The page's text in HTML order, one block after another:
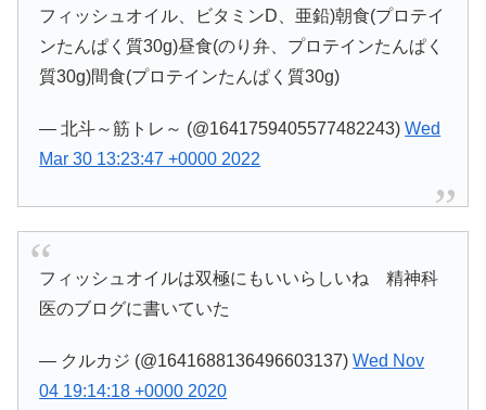
フィッシュオイル、ビタミンD、亜鉛)朝食(プロテイ
ンたんぱく質30g)昼食(のり弁、プロテインたんぱく
質30g)間食(プロテインたんぱく質30g)
— 北斗～筋トレ～ (@1641759405577482243)Wed
Mar 30 13:23:47 +0000 2022
フィッシュオイルは双極にもいいらしいね 精神科
医のブログに書いていた
— クルカジ (@1641688136496603137)Wed Nov
04 19:14:18 +0000 2020